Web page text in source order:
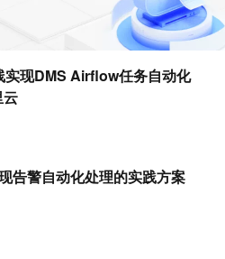
现DMS Airflow任务自动化
告警自动化处理的实践方案